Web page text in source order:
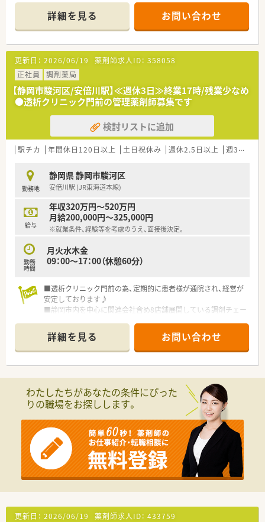
■近隣店舗からの応援や本部在籍の応援薬剤師もおり、急なお休
みの際にも安心です。
■今回の求人は施設在宅の検薬のみで服薬指導業務は発生しな
い特別求人です。
詳細を見る お問い合わせ
更新日： 2026/06/19 薬剤師求人ID： 358058
正社員
調剤薬局
【静岡市駿河区/安倍川駅】≪週休3日≫終業17時/残業少なめ
●透析クリニック門前の管理薬剤師募集です
検討リストに追加
駅チカ 年間休日120日以上 土日祝休み 週休2.5日以上 週32h以上
勤務地
静岡県 静岡市駿河区
安倍川駅 (JR東海道本線)
給与
年収320万円～520万円
月給200,000円～325,000円
※就業条件、経験等を考慮のうえ、面接後決定。
勤務
時間
月火水木金
09：00～17：00（休憩60分）
■透析クリニック門前の為、定期的に患者様が通院され、経営が
安定しております♪
■静岡市内を中心に関連会社含め8店舗展開している調剤チェー
■残業は1分単位で支給
■ご入社後、週休2日制への転換も可能です
詳細を見る お問い合わせ
わたしたちがあなたの条件にぴった
りの職場をお探しします。
更新日： 2026/06/19 薬剤師求人ID： 433759